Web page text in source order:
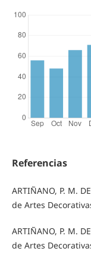
Referencias
ARTIÑANO, P. M.
de Artes
ARTIÑANO, P. M.
de Artes